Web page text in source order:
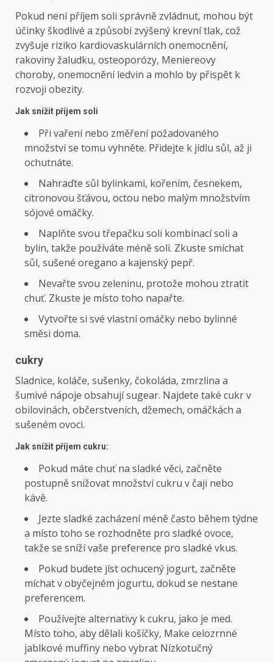
Pokud není příjem soli správně zvládnut, mohou být
účinky škodlivé a způsobí zvýšený krevní tlak, což
zvyšuje riziko kardiovaskulárních onemocnění,
rakoviny žaludku, osteoporózy, Meniereovy
choroby, onemocnění ledvin a mohlo by přispět k
rozvoji obezity.
Jak snížit příjem soli
Při vaření nebo změření požadovaného
množství se tomu vyhněte. Přidejte k jídlu sůl, až ji
ochutnáte.
Nahraďte sůl bylinkami, kořením, česnekem,
citronovou šťávou, octou nebo malým množstvím
sójové omáčky.
Naplňte svou třepačku soli kombinací soli a
bylin, takže používáte méně soli. Zkuste smíchat
sůl, sušené oregano a kajenský pepř.
Nevařte svou zeleninu, protože mohou ztratit
chuť. Zkuste je místo toho napařte.
Vytvořte si své vlastní omáčky nebo bylinné
směsi doma.
cukry
Sladnice, koláče, sušenky, čokoláda, zmrzlina a
šumivé nápoje obsahují sugear. Najdete také cukr v
obilovinách, občerstveních, džemech, omáčkách a
sušeném ovoci.
Jak snížit příjem cukru:
Pokud máte chuť na sladké věci, začněte
postupně snižovat množství cukru v čaji nebo
kávě.
Jezte sladké zacházení méně často během týdne
a místo toho se rozhodněte pro sladké ovoce,
takže se sníží vaše preference pro sladké vkus.
Pokud budete jíst ochucený jogurt, začněte
míchat v obyčejném jogurtu, dokud se nestane
preferencem.
Používejte alternativy k cukru, jako je med.
Místo toho, aby dělali košíčky, Make celozrnné
jablkové muffiny nebo vybrat Nízkotučný